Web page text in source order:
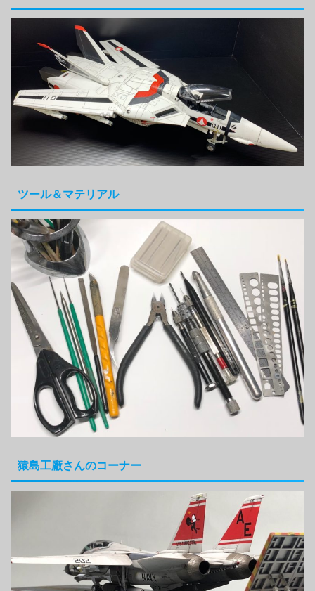
ツール＆マテリアル
猿島工廠さんのコーナー